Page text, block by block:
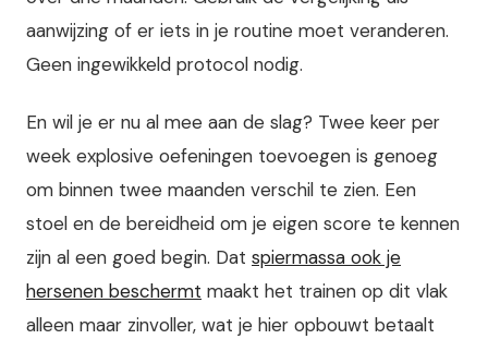
aanwijzing of er iets in je routine moet veranderen.
Geen ingewikkeld protocol nodig.
En wil je er nu al mee aan de slag? Twee keer per
week explosive oefeningen toevoegen is genoeg
om binnen twee maanden verschil te zien. Een
stoel en de bereidheid om je eigen score te kennen
zijn al een goed begin. Dat spiermassa ook je
hersenen beschermt maakt het trainen op dit vlak
alleen maar zinvoller, wat je hier opbouwt betaalt